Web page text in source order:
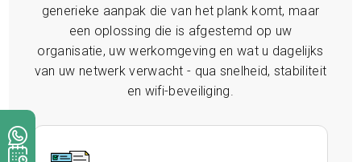
generieke aanpak die van het plank komt, maar
een oplossing die is afgestemd op uw
organisatie, uw werkomgeving en wat u dagelijks
van uw netwerk verwacht - qua snelheid, stabiliteit
en wifi-beveiliging.